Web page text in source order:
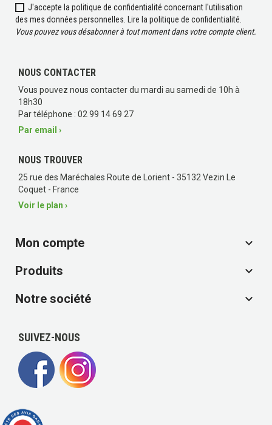
J'accepte la politique de confidentialité concernant l'utilisation
des mes données personnelles.
Lire la politique de confidentialité
Vous pouvez vous désabonner à tout moment dans votre compte client.
NOUS CONTACTER
Vous pouvez nous contacter du mardi au samedi de 10h à
18h30
Par téléphone : 02 99 14 69 27
Par email ›
NOUS TROUVER
25 rue des Maréchales Route de Lorient - 35132 Vezin Le
Coquet - France
Voir le plan ›
Mon compte

Produits

Notre société

SUIVEZ-NOUS